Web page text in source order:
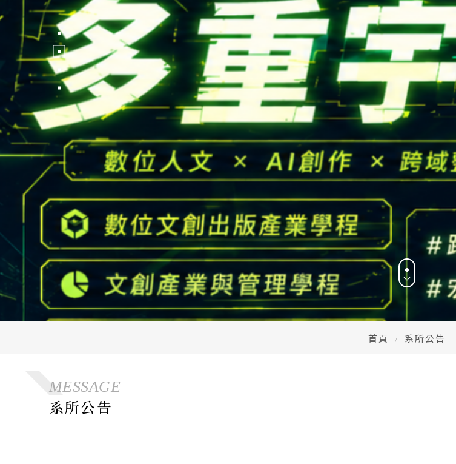
FOLLOW US
National Tsing Hua University © Copyright All Rights Reserved.
蘋果網頁設計
首頁 系所公告
MESSAGE
系所公告